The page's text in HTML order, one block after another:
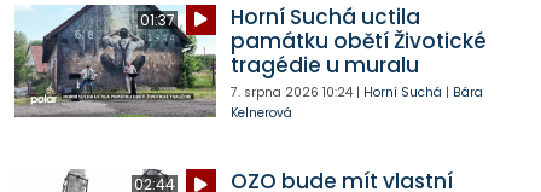
01:37
Horní Suchá uctila
památku obětí Životické
tragédie u muralu
7. srpna 2026 10:24| Horní Suchá | Bára
Kelnerová
02:44
OZO bude mít vlastní